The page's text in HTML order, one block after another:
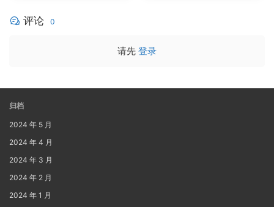
评论 0
请先 登录
归档
2024 年 5 月
2024 年 4 月
2024 年 3 月
2024 年 2 月
2024 年 1 月